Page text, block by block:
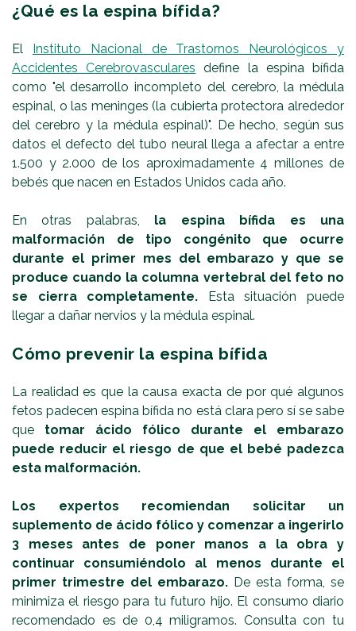
¿Qué es la espina bífida?
El Instituto Nacional de Trastornos Neurológicos y
Accidentes Cerebrovasculares define la espina bífida
como "el desarrollo incompleto del cerebro, la médula
espinal, o las meninges (la cubierta protectora alrededor
del cerebro y la médula espinal)". De hecho, según sus
datos el defecto del tubo neural llega a afectar a entre
1.500 y 2.000 de los aproximadamente 4 millones de
bebés que nacen en Estados Unidos cada año.
En otras palabras, la espina bífida es una
malformación de tipo congénito que ocurre
durante el primer mes del embarazo y que se
produce cuando la columna vertebral del feto no
se cierra completamente. Esta situación puede
llegar a dañar nervios y la médula espinal.
Cómo prevenir la espina bífida
La realidad es que la causa exacta de por qué algunos
fetos padecen espina bífida no está clara pero sí se sabe
que tomar ácido fólico durante el embarazo
puede reducir el riesgo de que el bebé padezca
esta malformación.
Los expertos recomiendan solicitar un
suplemento de ácido fólico y comenzar a ingerirlo
3 meses antes de poner manos a la obra y
continuar consumiéndolo al menos durante el
primer trimestre del embarazo. De esta forma, se
minimiza el riesgo para tu futuro hijo. El consumo diario
recomendado es de 0,4 miligramos. Consulta con tu